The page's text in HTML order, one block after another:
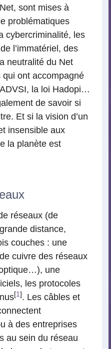
sont mises à
problématiques
cybercriminalité, les
l’immatériel, des
neutralité du Net
ont accompagné
la loi Hadopi…
de savoir si
Et si la vision d’un
insensible aux
la planète est
réseaux (de
distance,
couches : une
cuivre des réseaux
une
les protocoles
[1 ] . Les câbles et
à des entreprises
au sein du réseau